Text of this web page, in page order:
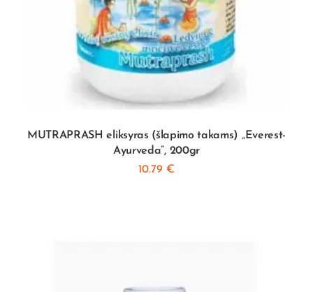
MUTRAPRASH eliksyras (šlapimo takams) „Everest-
Ayurveda”, 200gr
10.79 €